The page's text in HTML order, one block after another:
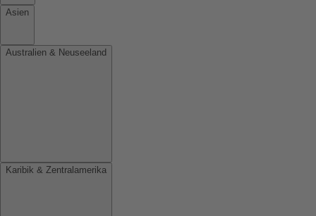
Asien
Australien & Neuseeland
Karibik & Zentralamerika